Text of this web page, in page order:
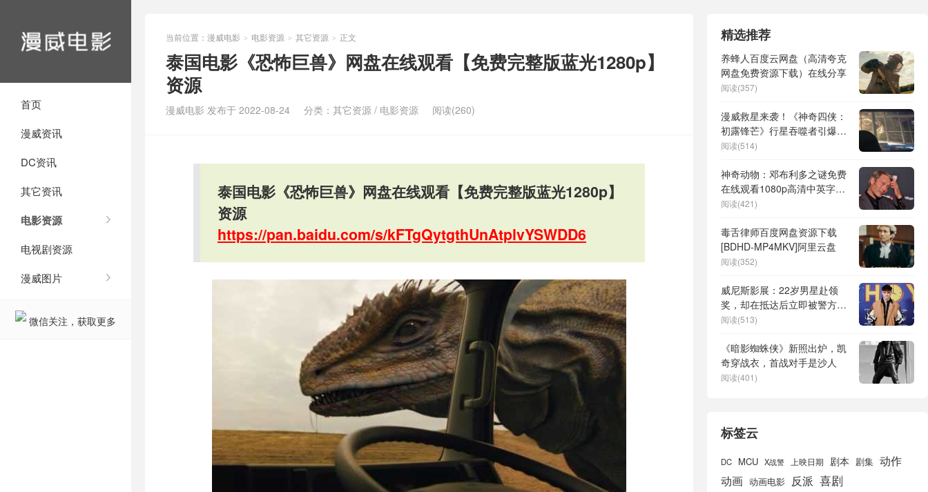
首页
漫威资讯
DC资讯
其它资讯
电影资源
电视剧资源
漫威图片
微信关注，获取更多
当前位置： 漫威电影 > 电影资源 > 其它资源 > 正文
泰国电影《恐怖巨兽》网盘在线观看【免费完整版蓝光1280p】
资源
漫威电影 发布于 2022-08-24 分类： 其它资源 / 电影资源 阅读(260)
泰国电影《恐怖巨兽》网盘在线观看【免费完整版蓝光1280p】
资源
https://pan.baidu.com/s/kFTgQytgthUnAtplvYSWDD6
精选推荐
养蜂人百度云网盘（高清夸克
网盘免费资源下载）在线分享
阅读(357)
漫威救星来袭！《神奇四侠：
初露锋芒》行星吞噬者引爆宇
宙级危机
阅读(514)
神奇动物：邓布利多之谜免费
在线观看1080p高清中英字幕
资源
阅读(421)
毒舌律师百度网盘资源下载
[BDHD-MP4MKV]阿里云盘
阅读(352)
威尼斯影展：22岁男星赴领
奖，却在抵达后立即被警方逮
捕
阅读(513)
《暗影蜘蛛侠》新照出炉，凯
奇穿战衣，首战对手是沙人
阅读(401)
标签云
DC MCU X战警 上映日期 剧本 剧集 动作
动画 动画电影 反派 喜剧